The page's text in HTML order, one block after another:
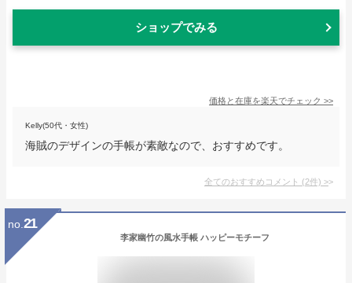
ショップでみる
価格と在庫を楽天でチェック >>
Kelly(50代・女性)
海賊のデザインの手帳が素敵なので、おすすめです。
全てのおすすめコメント (2件) >
no. 21
李家幽竹の風水手帳 ハッピーモチーフ